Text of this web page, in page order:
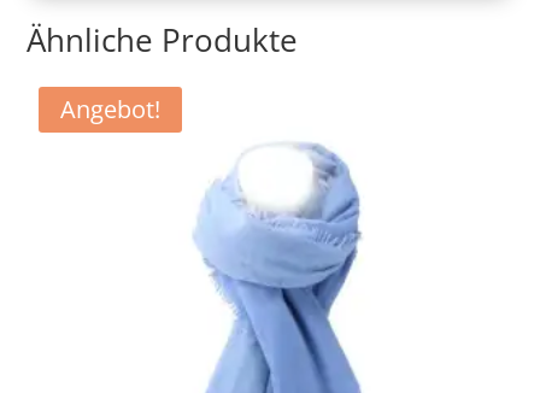
Ähnliche Produkte
Angebot!